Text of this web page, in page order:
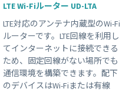
LTE Wi-Fiルーター UD-LTA
LTE対応のアンテナ内蔵型のWi-Fi
ルーターです。LTE回線を利用し
てインターネットに接続できる
ため、固定回線がない場所でも
通信環境を構築できます。配下
のデバイスはWi-Fiまたは有線